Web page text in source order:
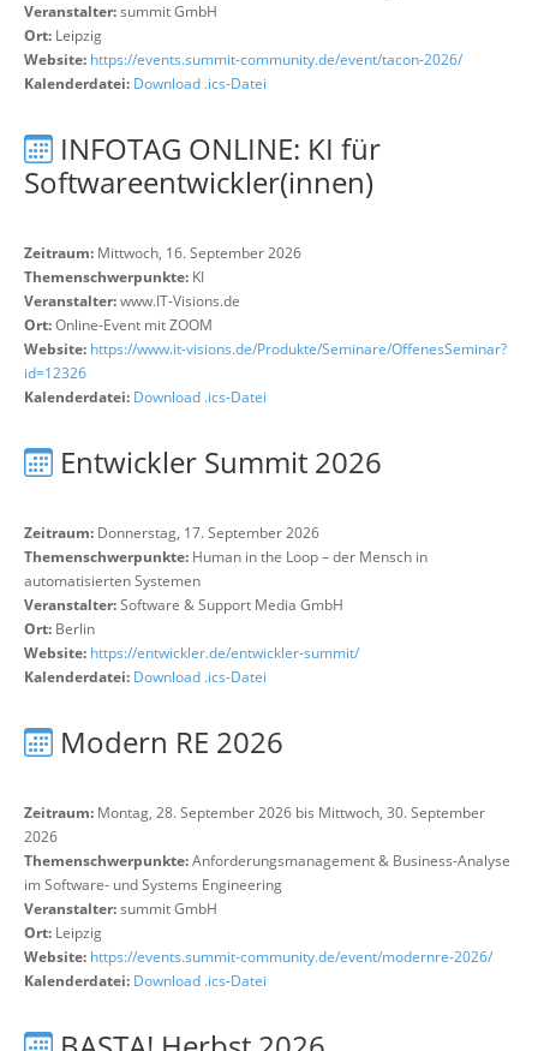
Veranstalter:summit GmbH
Ort: Leipzig
Website: https://events.summit-community.de/event/tacon-2026/
Kalenderdatei: Download .ics-Datei
INFOTAG ONLINE: KI für
Softwareentwickler(innen)
Zeitraum: Mittwoch, 16. September 2026
Themenschwerpunkte: KI
Veranstalter:www.IT-Visions.de
Ort:Online-Event mit ZOOM
Website: https://www.it-visions.de/Produkte/Seminare/OffenesSeminar?
id=12326
Kalenderdatei: Download .ics-Datei
Entwickler Summit 2026
Zeitraum: Donnerstag, 17. September 2026
Themenschwerpunkte: Human in the Loop – der Mensch in
automatisierten Systemen
Veranstalter:Software & Support Media GmbH
Ort: Berlin
Website: https://entwickler.de/entwickler-summit/
Kalenderdatei: Download .ics-Datei
Modern RE 2026
Zeitraum: Montag, 28. September 2026 bis Mittwoch, 30. September
2026
Themenschwerpunkte:Anforderungsmanagement & Business-Analyse
im Software- und Systems Engineering
Veranstalter:summit GmbH
Ort: Leipzig
Website: https://events.summit-community.de/event/modernre-2026/
Kalenderdatei: Download .ics-Datei